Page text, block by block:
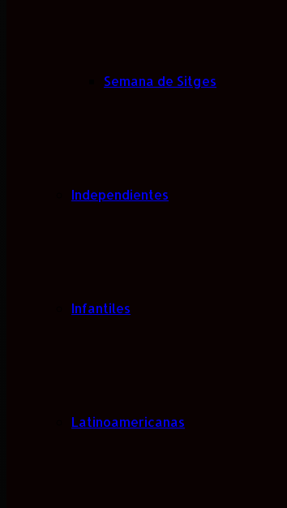
Semana de Sitges
Independientes
Infantiles
Latinoamericanas